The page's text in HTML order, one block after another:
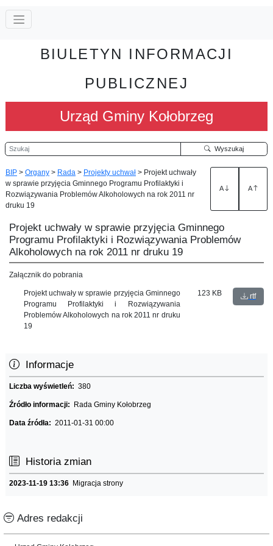
BIULETYN INFORMACJI
PUBLICZNEJ
Urząd Gminy Kołobrzeg
Szukaj Wyszukaj
BIP > Organy > Rada > Projekty uchwał > Projekt uchwały
w sprawie przyjęcia Gminnego Programu Profilaktyki i
Rozwiązywania Problemów Alkoholowych na rok 2011 nr
druku 19
A A
Projekt uchwały w sprawie przyjęcia Gminnego
Programu Profilaktyki i Rozwiązywania Problemów
Alkoholowych na rok 2011 nr druku 19
Załącznik do pobrania
Projekt uchwały w sprawie przyjęcia Gminnego
Programu Profilaktyki i Rozwiązywania
Problemów Alkoholowych na rok 2011 nr druku
19
123 KB rtf
Informacje
Liczba wyświetleń: 380
Źródło informacji: Rada Gminy Kołobrzeg
Data źródła: 2011-01-31 00:00
Historia zmian
2023-11-19 13:36 Migracja strony
Adres redakcji